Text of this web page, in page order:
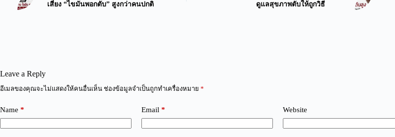
เสี่ยง “ไขมันพอกตับ” สูงกว่าคนปกติ
ดูแลสุขภาพตับให้ถูกวิธี
Leave a Reply
อีเมลของคุณจะไม่แสดงให้คนอื่นเห็น ช่องข้อมูลจำเป็นถูกทำเครื่องหมาย *
Name * Email * Website
A
t
e